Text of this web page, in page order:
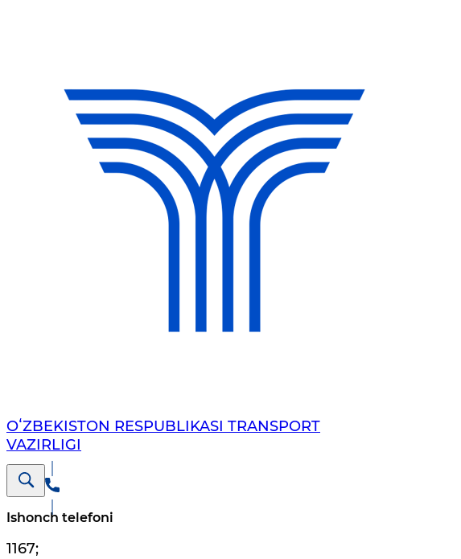
OʻZBEKISTON RESPUBLIKASI TRANSPORT
VAZIRLIGI
Ishonch telefoni
1167;